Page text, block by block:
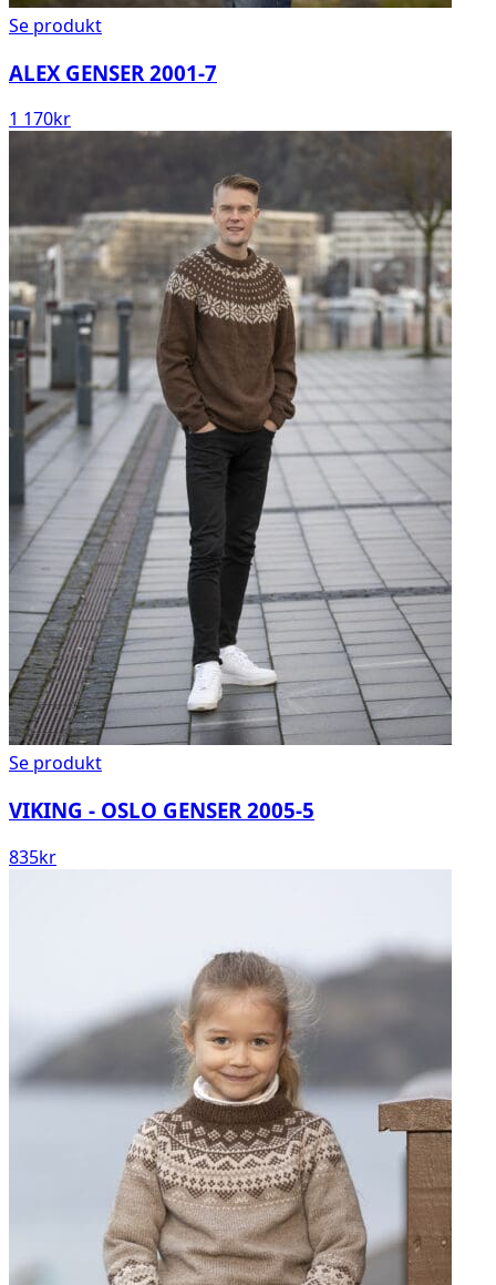
Se produkt
ALEX GENSER 2001-7
1 170kr
Se produkt
VIKING - OSLO GENSER 2005-5
835kr